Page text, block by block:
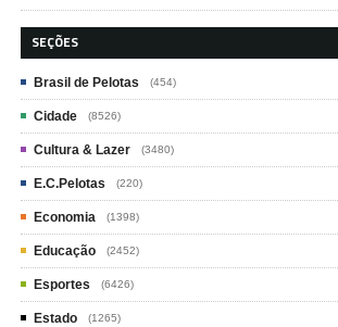
SEÇÕES
Brasil de Pelotas (454)
Cidade (8526)
Cultura & Lazer (3480)
E.C.Pelotas (220)
Economia (1398)
Educação (2452)
Esportes (6426)
Estado (1265)